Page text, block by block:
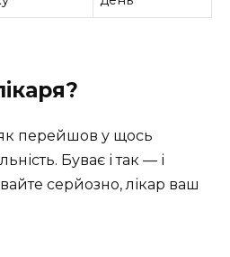
перейшов у щось
Буває і так — і
серйозно, лікар ваш